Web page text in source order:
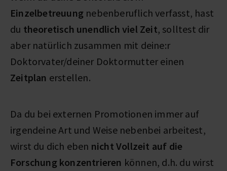
Einzelbetreuung nebenberuflich verfasst, hast
du theoretisch unendlich viel Zeit, solltest dir
aber natürlich zusammen mit deine:r
Doktorvater/deiner Doktormutter einen
Zeitplan erstellen.
Da du bei externen Promotionen immer auf
irgendeine Art und Weise nebenbei arbeitest,
wirst du dich eben nicht Vollzeit auf die
Forschung konzentrieren können, d.h. du wirst